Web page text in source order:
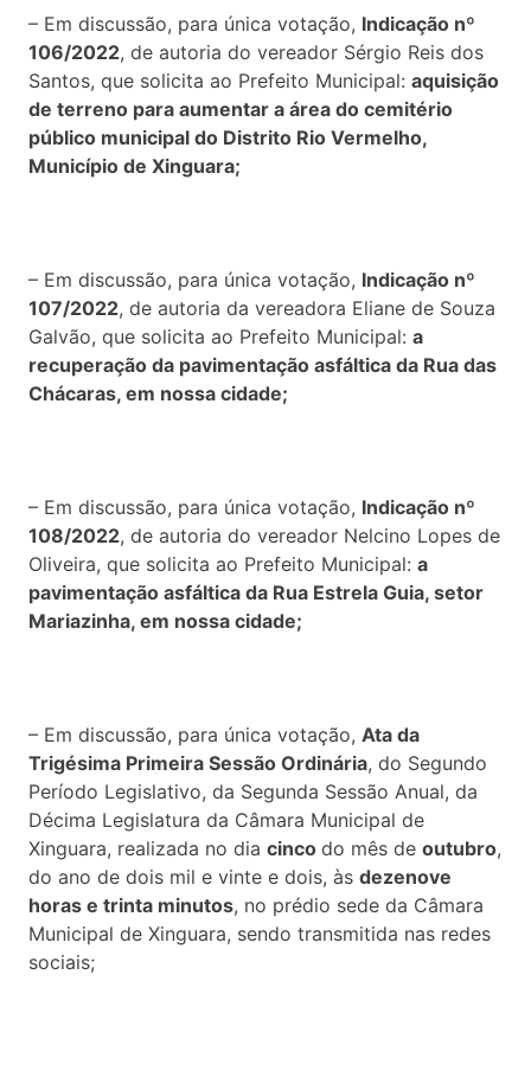
– Em discussão, para única votação, Indicação nº
106/2022, de autoria do vereador Sérgio Reis dos
Santos, que solicita ao Prefeito Municipal: aquisição
de terreno para aumentar a área do cemitério
público municipal do Distrito Rio Vermelho,
Município de Xinguara;
– Em discussão, para única votação, Indicação nº
107/2022, de autoria da vereadora Eliane de Souza
Galvão, que solicita ao Prefeito Municipal: a
recuperação da pavimentação asfáltica da Rua das
Chácaras, em nossa cidade;
– Em discussão, para única votação, Indicação nº
108/2022, de autoria do vereador Nelcino Lopes de
Oliveira, que solicita ao Prefeito Municipal: a
pavimentação asfáltica da Rua Estrela Guia, setor
Mariazinha, em nossa cidade;
– Em discussão, para única votação, Ata da
Trigésima Primeira Sessão Ordinária, do Segundo
Período Legislativo, da Segunda Sessão Anual, da
Décima Legislatura da Câmara Municipal de
Xinguara, realizada no dia cinco do mês de outubro,
do ano de dois mil e vinte e dois, às dezenove
horas e trinta minutos, no prédio sede da Câmara
Municipal de Xinguara, sendo transmitida nas redes
sociais;